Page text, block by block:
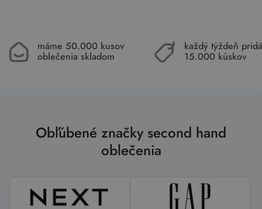
máme 50.000 kusov
oblečenia skladom
každý týždeň
15.000 kúskov
Obľúbené značky second hand
oblečenia